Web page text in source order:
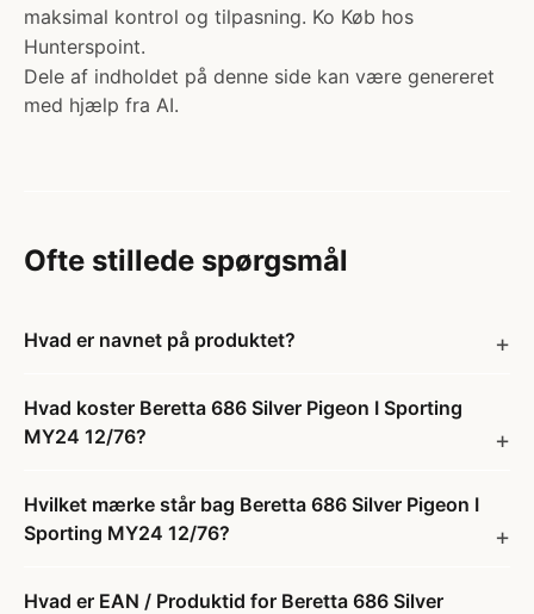
maksimal kontrol og tilpasning. Ko Køb hos
Hunterspoint.
Dele af indholdet på denne side kan være genereret
med hjælp fra AI.
Ofte stillede spørgsmål
Hvad er navnet på produktet?
Hvad koster Beretta 686 Silver Pigeon I Sporting
MY24 12/76?
Hvilket mærke står bag Beretta 686 Silver Pigeon I
Sporting MY24 12/76?
Hvad er EAN / Produktid for Beretta 686 Silver